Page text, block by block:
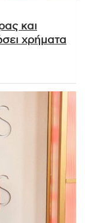
και
χρήματα